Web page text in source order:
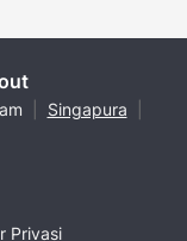
Singapura
Privasi